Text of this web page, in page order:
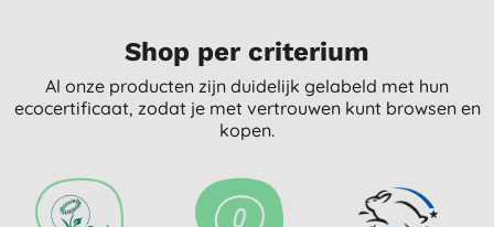
Shop per criterium
Al onze producten zijn duidelijk gelabeld met hun
ecocertificaat, zodat je met vertrouwen kunt browsen en
kopen.